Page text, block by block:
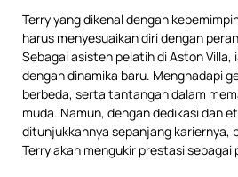
Terry yang dikenal dengan
harus menyesuaikan diri dengan
Sebagai asisten pelatih di Aston Villa,
dengan dinamika baru. Menghadapi
berbeda, serta tantangan dalam
muda. Namun, dengan dedikasi dan
ditunjukkannya sepanjang kariernya,
Terry akan mengukir prestasi sebagai